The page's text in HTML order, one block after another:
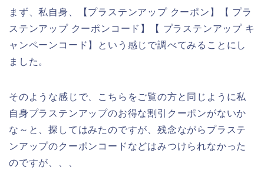
まず、私自身、【プラステンアップ クーポン】【 プラ
ステンアップ クーポンコード】【 プラステンアップ キ
ャンペーンコード】という感じで調べてみることにし
ました。
そのような感じで、こちらをご覧の方と同じように私
自身プラステンアップのお得な割引クーポンがないか
な～と、探してはみたのですが、残念ながらプラステ
ンアップのクーポンコードなどはみつけられなかった
のですが、、、